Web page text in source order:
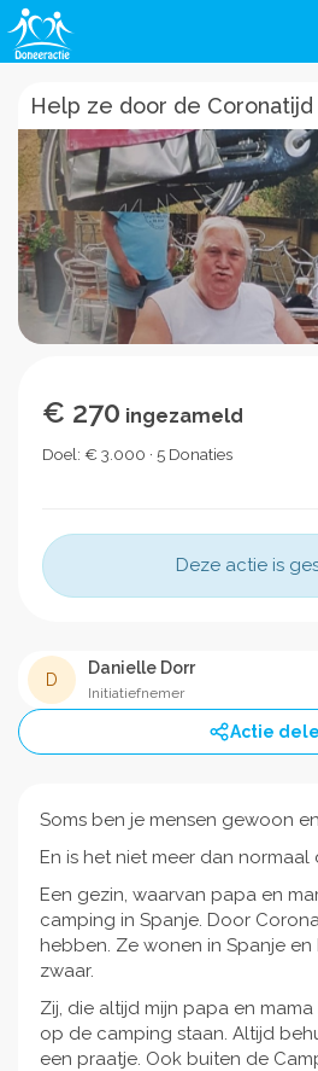
Help ze door de Coronatijd
€ 270 ingezameld
Doel: € 3.000 · 5 Donaties
Deze actie is
D
Danielle Dorr
Initiatiefnemer
Actie
Soms ben je mensen gewoon
En is het niet meer dan
Een gezin, waarvan papa en
camping in Spanje. Door
hebben. Ze wonen in Spanje
zwaar.
Zij, die altijd mijn papa en
op de camping staan. Altijd
een praatje. Ook buiten de